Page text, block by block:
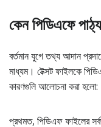
কেন পিডিএফে
বর্তমান যুগে তথ্য আদান
মাধ্যম। টেক্সট ফাইলকে
কারণগুলি আলোচনা করা হলো:
প্রথমত, পিডিএফ ফাইলের